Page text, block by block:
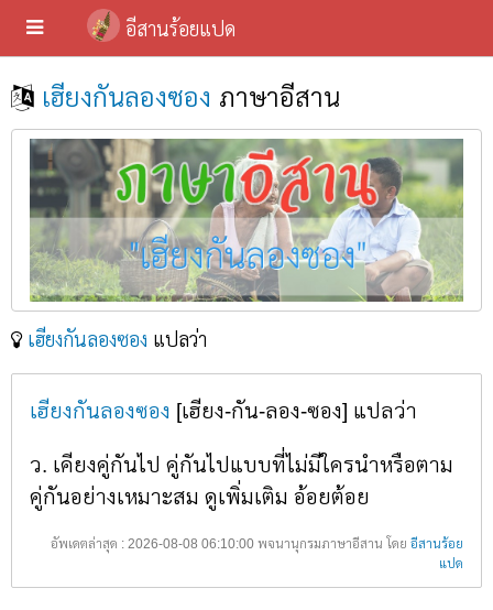
อีสานร้อยแปด
เฮียงกันลองซอง ภาษาอีสาน
เฮียงกันลองซอง แปลว่า
เฮียงกันลองซอง [เฮียง-กัน-ลอง-ซอง] แปลว่า
ว. เคียงคู่กันไป คู่กันไปแบบที่ไม่มีใครนำหรือตาม
คู่กันอย่างเหมาะสม ดูเพิ่มเติม อ้อยต้อย
อัพเดตล่าสุด : 2026-08-08 06:10:00 พจนานุกรมภาษาอีสาน โดย อีสานร้อย
แปด